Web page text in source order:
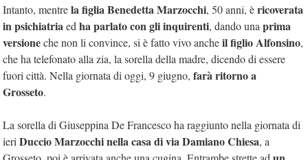
Intanto, mentrela figlia Benedetta Marzocchi, 50 anni, èricoverata
in psichiatriaed ha parlato congli inquirenti, dando una prima
versioneche non li convince, si è fatto vivo ancheil figlio Alfonsino,
che ha telefonato alla zia, la sorella della madre, dicendo di essere
fuori città. Nella giornata di oggi, 9 giugno, farà ritorno a
Grosseto.
La sorella di Giuseppina De Francesco ha raggiunto nella giornata di
ieri Duccio Marzocchi nella casa di via Damiano Chiesa, a